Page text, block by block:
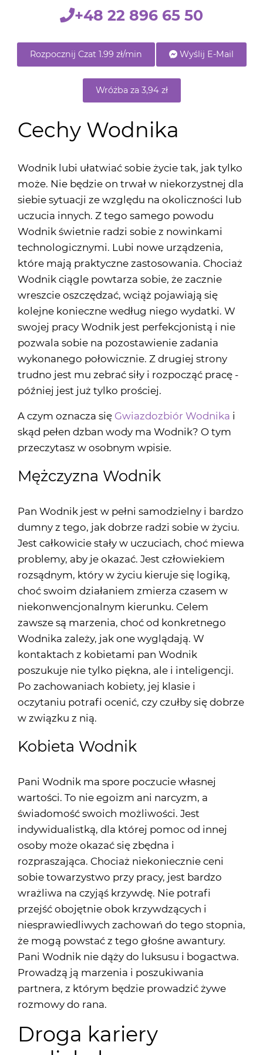
+48 22 896 65 50
Rozpocznij Czat 1.99 zł/min Wyślij E-Mail
Wróżba za 3,94 zł
Cechy Wodnika
Wodnik lubi ułatwiać sobie życie tak, jak tylko
może. Nie będzie on trwał w niekorzystnej dla
siebie sytuacji ze względu na okoliczności lub
uczucia innych. Z tego samego powodu
Wodnik świetnie radzi sobie z nowinkami
technologicznymi. Lubi nowe urządzenia,
które mają praktyczne zastosowania. Chociaż
Wodnik ciągle powtarza sobie, że zacznie
wreszcie oszczędzać, wciąż pojawiają się
kolejne konieczne według niego wydatki. W
swojej pracy Wodnik jest perfekcjonistą i nie
pozwala sobie na pozostawienie zadania
wykonanego połowicznie. Z drugiej strony
trudno jest mu zebrać siły i rozpocząć pracę -
później jest już tylko prościej.
A czym oznacza się Gwiazdozbiór Wodnika i
skąd pełen dzban wody ma Wodnik? O tym
przeczytasz w osobnym wpisie.
Mężczyzna Wodnik
Pan Wodnik jest w pełni samodzielny i bardzo
dumny z tego, jak dobrze radzi sobie w życiu.
Jest całkowicie stały w uczuciach, choć miewa
problemy, aby je okazać. Jest człowiekiem
rozsądnym, który w życiu kieruje się logiką,
choć swoim działaniem zmierza czasem w
niekonwencjonalnym kierunku. Celem
zawsze są marzenia, choć od konkretnego
Wodnika zależy, jak one wyglądają. W
kontaktach z kobietami pan Wodnik
poszukuje nie tylko piękna, ale i inteligencji.
Po zachowaniach kobiety, jej klasie i
oczytaniu potrafi ocenić, czy czułby się dobrze
w związku z nią.
Kobieta Wodnik
Pani Wodnik ma spore poczucie własnej
wartości. To nie egoizm ani narcyzm, a
świadomość swoich możliwości. Jest
indywidualistką, dla której pomoc od innej
osoby może okazać się zbędna i
rozpraszająca. Chociaż niekoniecznie ceni
sobie towarzystwo przy pracy, jest bardzo
wrażliwa na czyjąś krzywdę. Nie potrafi
przejść obojętnie obok krzywdzących i
niesprawiedliwych zachowań do tego stopnia,
że mogą powstać z tego głośne awantury.
Pani Wodnik nie dąży do luksusu i bogactwa.
Prowadzą ją marzenia i poszukiwania
partnera, z którym będzie prowadzić żywe
rozmowy do rana.
Droga kariery